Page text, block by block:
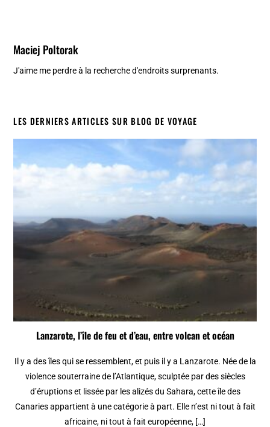
Maciej Poltorak
J'aime me perdre à la recherche d'endroits surprenants.
LES DERNIERS ARTICLES SUR BLOG DE VOYAGE
Lanzarote, l’île de feu et d’eau, entre volcan et océan
Il y a des îles qui se ressemblent, et puis il y a Lanzarote. Née de la
violence souterraine de l’Atlantique, sculptée par des siècles
d’éruptions et lissée par les alizés du Sahara, cette île des
Canaries appartient à une catégorie à part. Elle n’est ni tout à fait
africaine, ni tout à fait européenne, […]